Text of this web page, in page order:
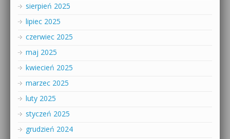
sierpień 2025
lipiec 2025
czerwiec 2025
maj 2025
kwiecień 2025
marzec 2025
luty 2025
styczeń 2025
grudzień 2024